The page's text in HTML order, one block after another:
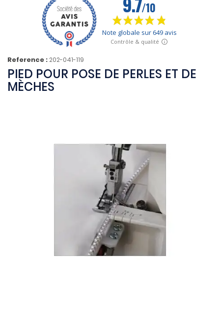
Reference : 202-041-119
PIED POUR POSE DE PERLES ET DE
MÈCHES